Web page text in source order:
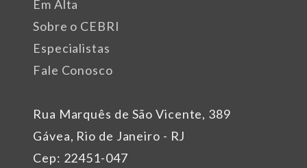
Rua Marquês de São Vicente, 389
Gávea, Rio de Janeiro - RJ
Cep: 22451-047
Em Alta
Sobre o CEBRI
Especialistas
Fale Conosco